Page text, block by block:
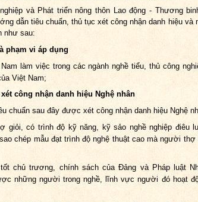
nghiệp và Phát triển nông thôn Lao động - Thương
dẫn tiêu chuẩn, thủ tục xét công nhận danh hiệu và
như sau:
phạm vi áp dụng
làm việc trong các ngành nghề tiểu, thủ công
Việt Nam;
xét công nhận danh hiệu Nghệ nhân
chuẩn sau đây được xét công nhận danh hiệu Nghệ
giỏi, có trình độ kỹ năng, kỹ sảo nghề nghiệp điêu
chép mẫu đạt trình độ nghệ thuật cao mà người
tốt chủ trương, chính sách của Đảng và Pháp luật
những người trong nghề, lĩnh vực người đó hoạt